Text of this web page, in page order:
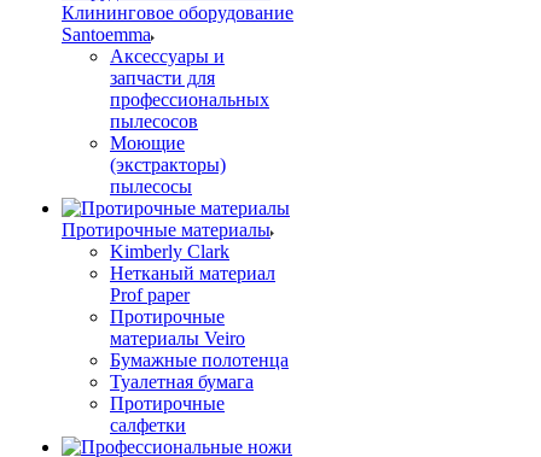
Клининговое оборудование
Santoemma
Аксессуары и
запчасти для
профессиональных
пылесосов
Моющие
(экстракторы)
пылесосы
Протирочные материалы
Kimberly Clark
Нетканый материал
Prof paper
Протирочные
материалы Veiro
Бумажные полотенца
Туалетная бумага
Протирочные
салфетки